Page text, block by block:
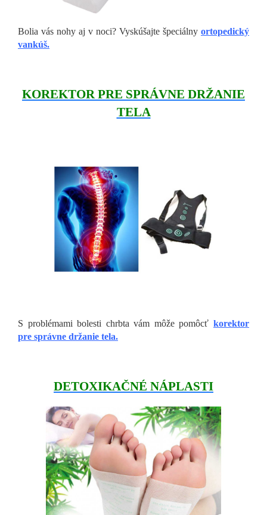
Bolia vás nohy aj v noci? Vyskúšajte špeciálny ortopedický
vankúš.
KOREKTOR PRE SPRÁVNE DRŽANIE
TELA
S problémami bolesti chrbta vám môže pomôcť korektor
pre správne držanie tela.
DETOXIKAČNÉ NÁPLASTI